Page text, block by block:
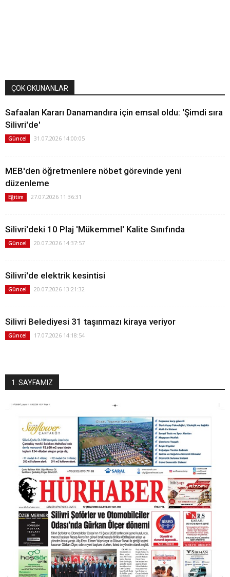
ÇOK OKUNANLAR
Safaalan Kararı Danamandıra için emsal oldu: 'Şimdi sıra
Silivri'de'
Güncel 31.07.2026 14:00:05
MEB'den öğretmenlere nöbet görevinde yeni
düzenleme
Eğitim 27.07.2026 11:36:31
Silivri'deki 10 Plaj 'Mükemmel' Kalite Sınıfında
Güncel 20.07.2026 14:37:57
Silivri'de elektrik kesintisi
Güncel 20.07.2026 13:21:32
Silivri Belediyesi 31 taşınmazı kiraya veriyor
Güncel 17.07.2026 14:18:54
1. SAYFAMIZ